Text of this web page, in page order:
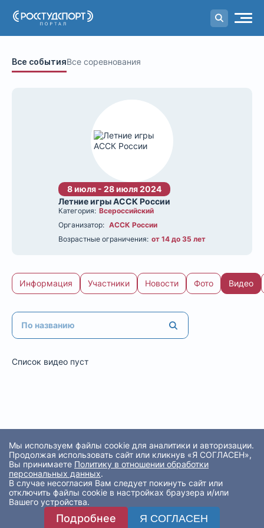
Порталстуденческого спорта
Все событияВсе соревнования
8 июля - 28 июля 2024
Летние игры АССК России
Категория: Всероссийский
Организатор: АССК России
Возрастные ограничения: от 14 до 35 лет
Информация Участники Новости Фото Видео
Список видео пуст
Мы используем файлы cookie для аналитики и авторизации.
Продолжая использовать сайт или кликнув «Я СОГЛАСЕН»,
Вы принимаете Политику в отношении обработки
персональных данных.
В случае несогласия Вам следует покинуть сайт или
отключить файлы cookie в настройках браузера и/или
Вашего устройства.
Подробнее Я СОГЛАСЕН